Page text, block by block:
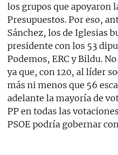
los grupos que apoyaron
Presupuestos. Por eso,
Sánchez, los de Iglesias
presidente con los 53
Podemos, ERC y Bildu.
ya que, con 120, al líder
más ni menos que 56
adelante la mayoría de
PP en todas las
PSOE podría gobernar